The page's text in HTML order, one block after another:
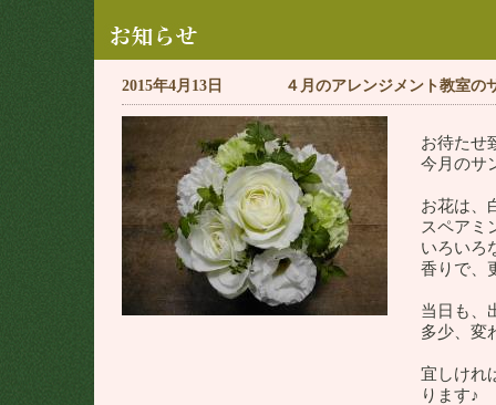
2015年4月13日 ４月のアレンジメント教室の
お待たせ
今月のサ
お花は、
スペアミ
いろいろ
香りで、
当日も、
多少、変
宜しけれ
ります♪